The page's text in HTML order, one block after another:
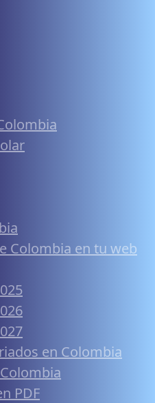
Colombia en tu web
en Colombia
PDF